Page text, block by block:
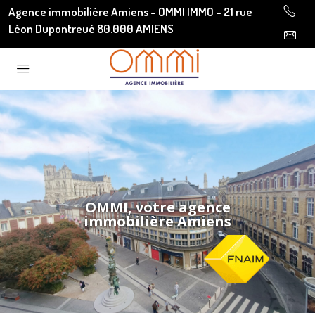
Agence immobilière Amiens - OMMI IMMO - 21 rue
Léon Dupontreué 80.000 AMIENS
OMMI, votre agence
immobilière Amiens